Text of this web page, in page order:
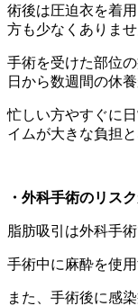
術後は圧迫衣を着
方も少なくありませ
手術を受けた部位
日から数週間の休養
忙しい方やすぐに
イムが大きな負担と
・外科手術のリス
脂肪吸引は外科手
手術中に麻酔を使
また、手術後に感